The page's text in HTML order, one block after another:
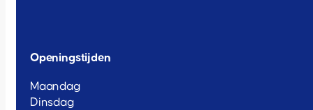
Openingstijden
Maandag
Dinsdag